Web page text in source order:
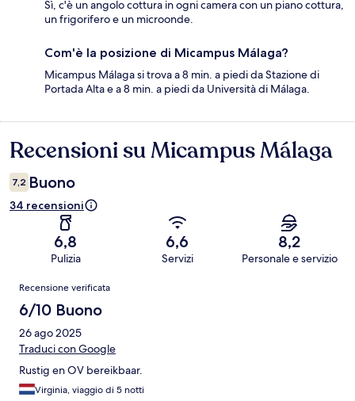
Sì, c'è un angolo cottura in ogni camera con un piano cottura,
un frigorifero e un microonde.
Com'è la posizione di Micampus Málaga?
Micampus Málaga si trova a 8 min. a piedi da Stazione di
Portada Alta e a 8 min. a piedi da Università di Málaga.
Recensioni
Recensioni su Micampus Málaga
7,2 Buono
34 recensioni
6,8
Pulizia
6,6
Servizi
8,2
Personale e servizio
Recensioni
Recensione verificata
6/10 Buono
26 ago 2025
Traduci con Google
Rustig en OV bereikbaar.
Virginia, viaggio di 5 notti